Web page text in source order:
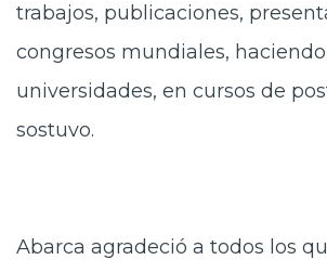
trabajos, publicaciones,
congresos mundiales,
universidades, en cursos de
sostuvo.
Abarca agradeció a todos los